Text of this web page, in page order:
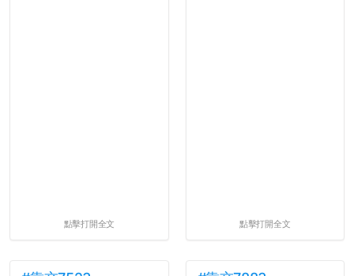
點擊打開全文 點擊打開全文